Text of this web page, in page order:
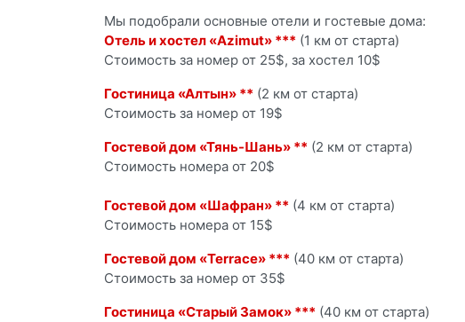
Мы подобрали основные отели и гостевые дома:
Отель и хостел «Azimut» *** (1 км от старта)
Стоимость за номер от 25$, за хостел 10$
Гостиница «Алтын» ** (2 км от старта)
Стоимость за номер от 19$
Гостевой дом «Тянь-Шань» ** (2 км от старта)
Стоимость номера от 20$
Гостевой дом «Шафран» ** (4 км от старта)
Стоимость номера от 15$
Гостевой дом «Terrace» *** (40 км от старта)
Стоимость за номер от 35$
Гостиница «Старый Замок» *** (40 км от старта)